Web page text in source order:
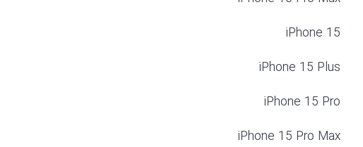
iPhone 15
iPhone 15 Plus
iPhone 15 Pro
iPhone 15 Pro Max